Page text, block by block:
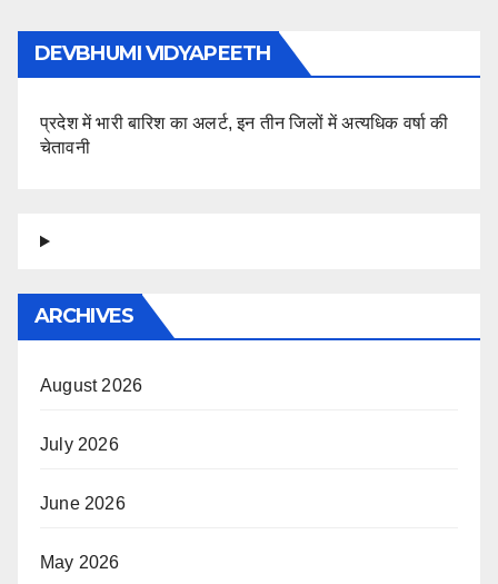
DEVBHUMI VIDYAPEETH
प्रदेश में भारी बारिश का अलर्ट, इन तीन जिलों में अत्यधिक वर्षा की
चेतावनी
ARCHIVES
August 2026
July 2026
June 2026
May 2026